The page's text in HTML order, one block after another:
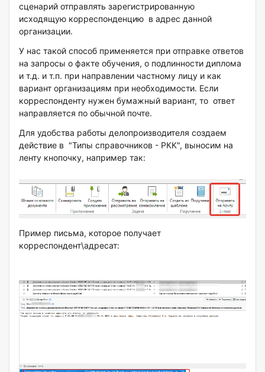
сценарий отправлять зарегистрированную
исходящую корреспонденцию в адрес данной
организации.
У нас такой способ применяется при отправке ответов
на запросы о факте обучения, о подлинности диплома
и т.д. и т.п. при направлении частному лицу и как
вариант организациям при необходимости. Если
корреспонденту нужен бумажный вариант, то ответ
направляется по обычной почте.
Для удобства работы делопроизводителя создаем
действие в "Типы справочников - РКК", выносим на
ленту кнопочку, например так:
Пример письма, которое получает
корреспондент\адресат: